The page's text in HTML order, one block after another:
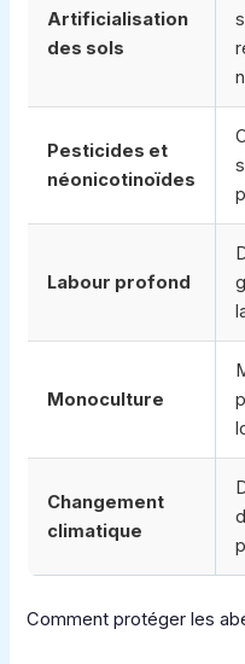
Artificialisation
des sols
Pesticides et
néonicotinoïdes
Labour profond
Monoculture
Changement
climatique
Comment protéger les